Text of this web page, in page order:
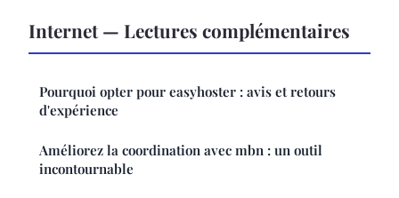
Internet — Lectures complémentaires
Pourquoi opter pour easyhoster : avis et retours
d'expérience
Améliorez la coordination avec mbn : un outil
incontournable